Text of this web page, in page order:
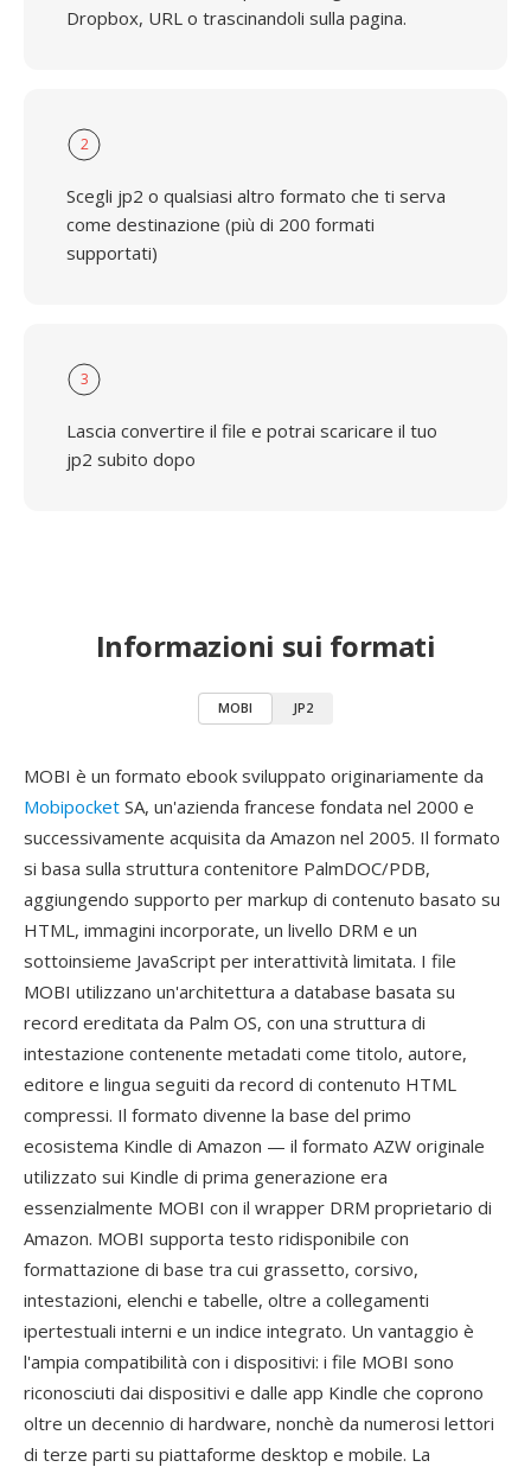
Dropbox, URL o trascinandoli sulla pagina.
2
Scegli jp2 o qualsiasi altro formato che ti serva
come destinazione (più di 200 formati
supportati)
3
Lascia convertire il file e potrai scaricare il tuo
jp2 subito dopo
Informazioni sui formati
MOBI JP2
MOBI è un formato ebook sviluppato originariamente da
Mobipocket SA, un'azienda francese fondata nel 2000 e
successivamente acquisita da Amazon nel 2005. Il formato
si basa sulla struttura contenitore PalmDOC/PDB,
aggiungendo supporto per markup di contenuto basato su
HTML, immagini incorporate, un livello DRM e un
sottoinsieme JavaScript per interattività limitata. I file
MOBI utilizzano un'architettura a database basata su
record ereditata da Palm OS, con una struttura di
intestazione contenente metadati come titolo, autore,
editore e lingua seguiti da record di contenuto HTML
compressi. Il formato divenne la base del primo
ecosistema Kindle di Amazon — il formato AZW originale
utilizzato sui Kindle di prima generazione era
essenzialmente MOBI con il wrapper DRM proprietario di
Amazon. MOBI supporta testo ridisponibile con
formattazione di base tra cui grassetto, corsivo,
intestazioni, elenchi e tabelle, oltre a collegamenti
ipertestuali interni e un indice integrato. Un vantaggio è
l'ampia compatibilità con i dispositivi: i file MOBI sono
riconosciuti dai dispositivi e dalle app Kindle che coprono
oltre un decennio di hardware, nonchè da numerosi lettori
di terze parti su piattaforme desktop e mobile. La